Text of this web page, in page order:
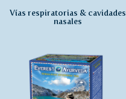
Vías respiratorias & cavidades
nasales